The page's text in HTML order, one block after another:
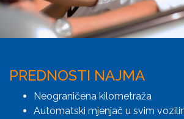
PREDNOSTI NAJMA
Neograničena kilometraža
Automatski mjenjač u svim